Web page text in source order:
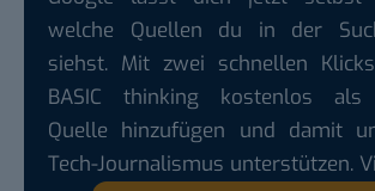
welche Quellen du in der
siehst. Mit zwei schnellen
BASIC thinking kostenlos als
Quelle hinzufügen und damit
Tech-Journalismus unterstützen.